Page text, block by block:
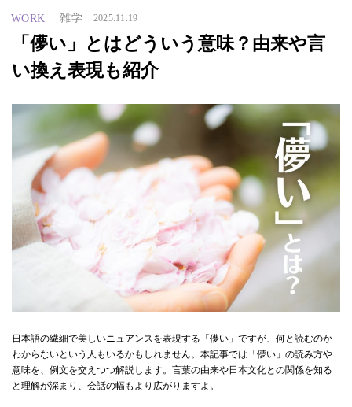
WORK 雑学 2025.11.19
「儚い」とはどういう意味？由来や言
い換え表現も紹介
日本語の繊細で美しいニュアンスを表現する「儚い」ですが、何と読むのか
わからないという人もいるかもしれません。本記事では「儚い」の読み方や
意味を、例文を交えつつ解説します。言葉の由来や日本文化との関係を知る
と理解が深まり、会話の幅もより広がりますよ。